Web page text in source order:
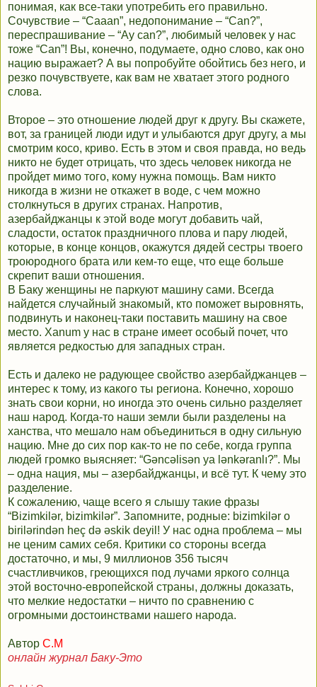
понимая, как все-таки употребить его правильно.
Сочувствие – “Caaan”, недопонимание – “Can?”,
переспрашивание – “Ay can?”, любимый человек у нас
тоже “Can”! Вы, конечно, подумаете, одно слово, как оно
нацию выражает? А вы попробуйте обойтись без него, и
резко почувствуете, как вам не хватает этого родного
слова.
Второе – это отношение людей друг к другу. Вы скажете,
вот, за границей люди идут и улыбаются друг другу, а мы
смотрим косо, криво. Есть в этом и своя правда, но ведь
никто не будет отрицать, что здесь человек никогда не
пройдет мимо того, кому нужна помощь. Вам никто
никогда в жизни не откажет в воде, с чем можно
столкнуться в других странах. Напротив,
азербайджанцы к этой воде могут добавить чай,
сладости, остаток праздничного плова и пару людей,
которые, в конце концов, окажутся дядей сестры твоего
троюродного брата или кем-то еще, что еще больше
скрепит ваши отношения.
В Баку женщины не паркуют машину сами. Всегда
найдется случайный знакомый, кто поможет выровнять,
подвинуть и наконец-таки поставить машину на свое
место. Xanum у нас в стране имеет особый почет, что
является редкостью для западных стран.
Есть и далеко не радующее свойство азербайджанцев –
интерес к тому, из какого ты региона. Конечно, хорошо
знать свои корни, но иногда это очень сильно разделяет
наш народ. Когда-то наши земли были разделены на
ханства, что мешало нам объединиться в одну сильную
нацию. Мне до сих пор как-то не по себе, когда группа
людей громко выясняет: “Gəncəlisən ya lənkəranlı?”. Мы
– одна нация, мы – азербайджанцы, и всё тут. К чему это
разделение.
К сожалению, чаще всего я слышу такие фразы
“Bizimkilər, bizimkilər”. Запомните, родные: bizimkilər o
birilərindən heç də əskik deyil! У нас одна проблема – мы
не ценим самих себя. Критики со стороны всегда
достаточно, и мы, 9 миллионов 356 тысяч
счастливчиков, греющихся под лучами яркого солнца
этой восточно-европейской страны, должны доказать,
что мелкие недостатки – ничто по сравнению с
огромными достоинствами нашего народа.
Автор С.М
онлайн журнал Баку-Это